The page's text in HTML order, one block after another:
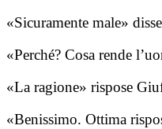
«Sicuramente male»
«Perché? Cosa rende
«La ragione» rispose
«Benissimo. Ottima